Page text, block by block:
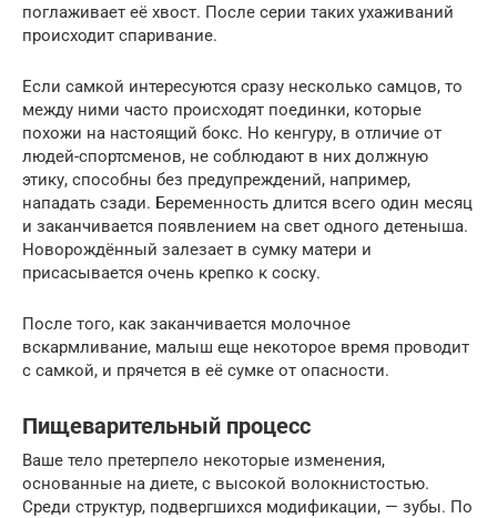
поглаживает её хвост. После серии таких ухаживаний
происходит спаривание.
Если самкой интересуются сразу несколько самцов, то
между ними часто происходят поединки, которые
похожи на настоящий бокс. Но кенгуру, в отличие от
людей-спортсменов, не соблюдают в них должную
этику, способны без предупреждений, например,
нападать сзади. Беременность длится всего один месяц
и заканчивается появлением на свет одного детеныша.
Новорождённый залезает в сумку матери и
присасывается очень крепко к соску.
После того, как заканчивается молочное
вскармливание, малыш еще некоторое время проводит
с самкой, и прячется в её сумке от опасности.
Пищеварительный процесс
Ваше тело претерпело некоторые изменения,
основанные на диете, с высокой волокнистостью.
Среди структур, подвергшихся модификации, — зубы. По